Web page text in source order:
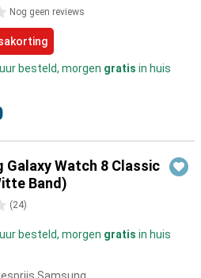
Nog geen reviews
besteld, morgen gratis in huis
Galaxy Watch 8 Classic
Band)
(24)
besteld, morgen gratis in huis